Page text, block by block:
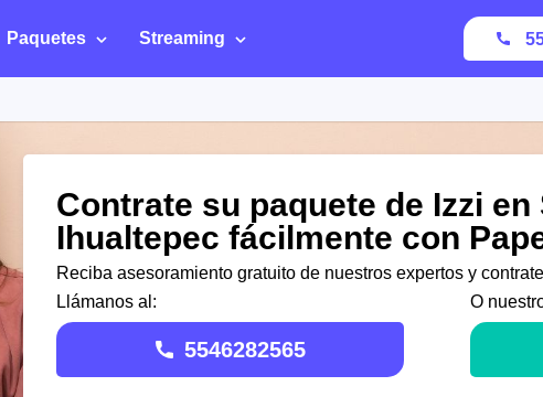
Paquetes Streaming
Contrate su paquete de Izzi en
Ihualtepec fácilmente con
Reciba asesoramiento gratuito de nuestros expertos y
Llámanos al:
5546282565
O